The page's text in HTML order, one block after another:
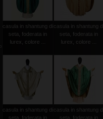
casula in shantung di
seta, foderata in
lurex, colore ...
casula in shantung di
seta, foderata in
lurex, colore ...
casula in shantung di
seta, foderata in
casula in shantung di
seta, foderata in